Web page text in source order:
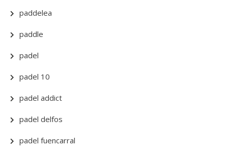
paddelea
paddle
padel
padel 10
padel addict
padel delfos
padel fuencarral